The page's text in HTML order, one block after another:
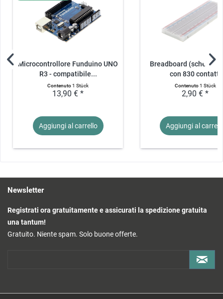
Microcontrollore Funduino UNO
R3 - compatibile...
Contenuto1 Stück
13,90 € *
Aggiungi al carrello
Breadboard (scheda
con 830 contatti
Contenuto1 Stück
2,90 € *
Aggiungi al
Newsletter
Registrati ora gratuitamente e assicurati la spedizione gratuita
una tantum!
Gratuito. Niente spam. Solo buone offerte.